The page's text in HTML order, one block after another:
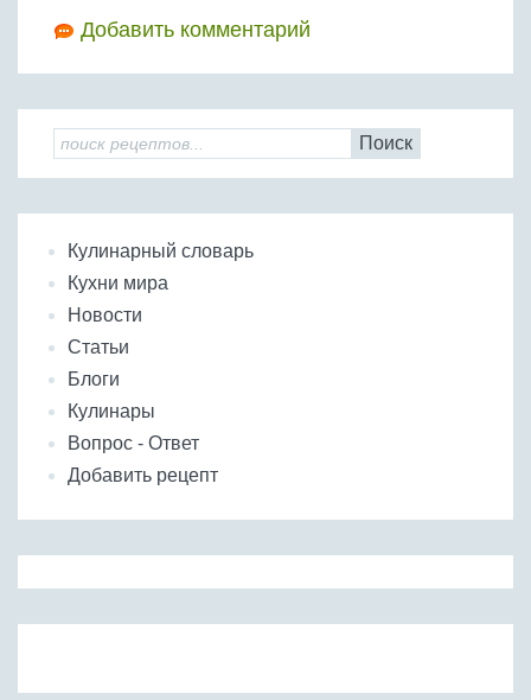
Добавить комментарий
Поиск
Кулинарный словарь
Кухни мира
Новости
Статьи
Блоги
Кулинары
Вопрос - Ответ
Добавить рецепт